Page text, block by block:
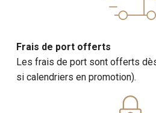
Frais de port offerts
Les frais de port sont offerts
si calendriers en promotion).